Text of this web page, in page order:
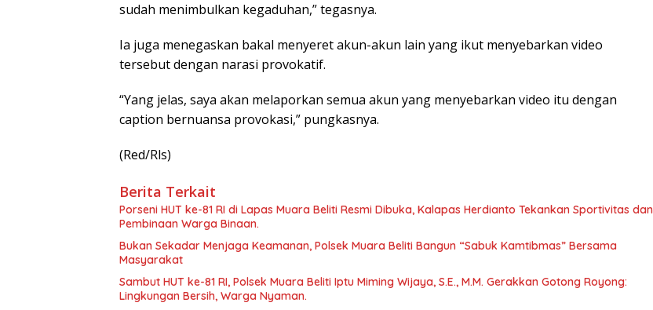
sudah menimbulkan kegaduhan,” tegasnya.
Ia juga menegaskan bakal menyeret akun-akun lain yang ikut menyebarkan video
tersebut dengan narasi provokatif.
“Yang jelas, saya akan melaporkan semua akun yang menyebarkan video itu dengan
caption bernuansa provokasi,” pungkasnya.
(Red/Rls)
Berita Terkait
Porseni HUT ke-81 RI di Lapas Muara Beliti Resmi Dibuka, Kalapas Herdianto Tekankan Sportivitas dan
Pembinaan Warga Binaan.
Bukan Sekadar Menjaga Keamanan, Polsek Muara Beliti Bangun “Sabuk Kamtibmas” Bersama
Masyarakat
Sambut HUT ke-81 RI, Polsek Muara Beliti Iptu Miming Wijaya, S.E., M.M. Gerakkan Gotong Royong:
Lingkungan Bersih, Warga Nyaman.